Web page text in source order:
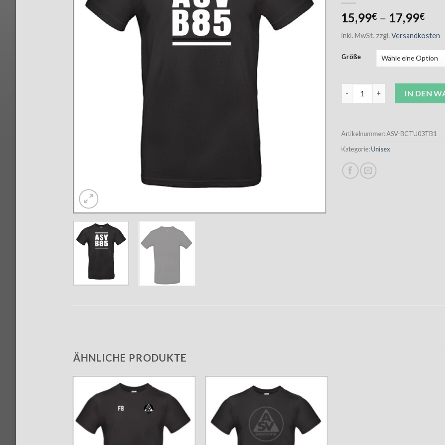
15,99€ – 17,99€
inkl. MwSt. zzgl. Versandkosten
Größe
IN DEN
Artikelnummer:ASV-BCTU03TB1
Kategorie:Unisex
ÄHNLICHE PRODUKTE